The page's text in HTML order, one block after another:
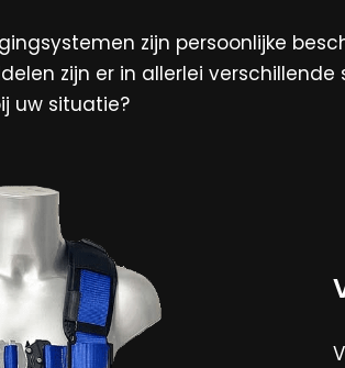
zijn persoonlijke
zijn er in allerlei
uw situatie?